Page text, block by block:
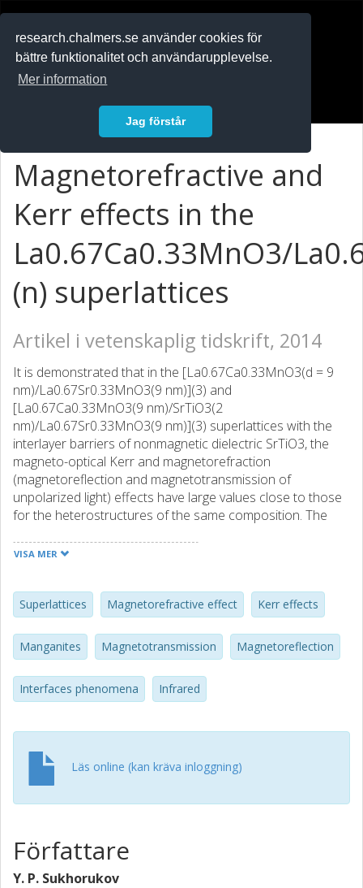
research.chalmers.se använder cookies för
bättre funktionalitet och användarupplevelse.
Mer information
Jag förstår
Magnetorefractive and
Kerr effects in the
La0.67Ca0.33MnO3/
(n) superlattices
Artikel i vetenskaplig tidskrift, 2014
It is demonstrated that in the [La0.67Ca0.33MnO3(d = 9
nm)/La0.67Sr0.33MnO3(9 nm)](3) and
[La0.67Ca0.33MnO3(9 nm)/SrTiO3(2
nm)/La0.67Sr0.33MnO3(9 nm)](3) superlattices with the
interlayer barriers of nonmagnetic dielectric SrTiO3, the
magneto-optical Kerr and magnetorefraction
(magnetoreflection and magnetotransmission of
unpolarized light) effects have large values close to those
for the heterostructures of the same composition. The
superlattices result in appearance of additional band in the
shown, that the resonant-like contribution to the
magnetoreflection spectra of superlattices is due to the
shift of the minima in reflection coefficient near the
phonon bands by magnetic field. The increase in
magnetotransmission of superlattices relative to a single
layered film is due to multiple transmission of light through
interfaces and deviations of composition of layers from
stoichiometry both influence the values of
magnetorefraction effect in superlattices and the shapes
of their temperature dependences.
VISA MER
Superlattices Magnetorefractive effect Kerr effects
Manganites Magnetotransmission Magnetoreflection
Interfaces phenomena Infrared
Läs online (kan kräva inloggning)
Författare
Y. P. Sukhorukov